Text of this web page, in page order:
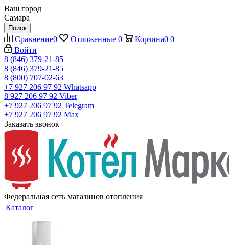
Ваш город
Самара
Поиск
Сравнение0 Отложенные 0 Корзина0 0
Войти
8 (846) 379-21-85
8 (846) 379-21-85
8 (800) 707-02-63
+7 927 206 97 92 Whatsapp
8 927 206 97 92 Viber
+7 927 206 97 92 Telegram
+7 927 206 97 92 Max
Заказать звонок
Федеральная сеть магазинов отопления
Каталог